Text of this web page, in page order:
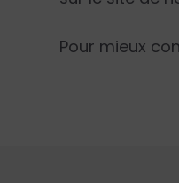
Pour mieux